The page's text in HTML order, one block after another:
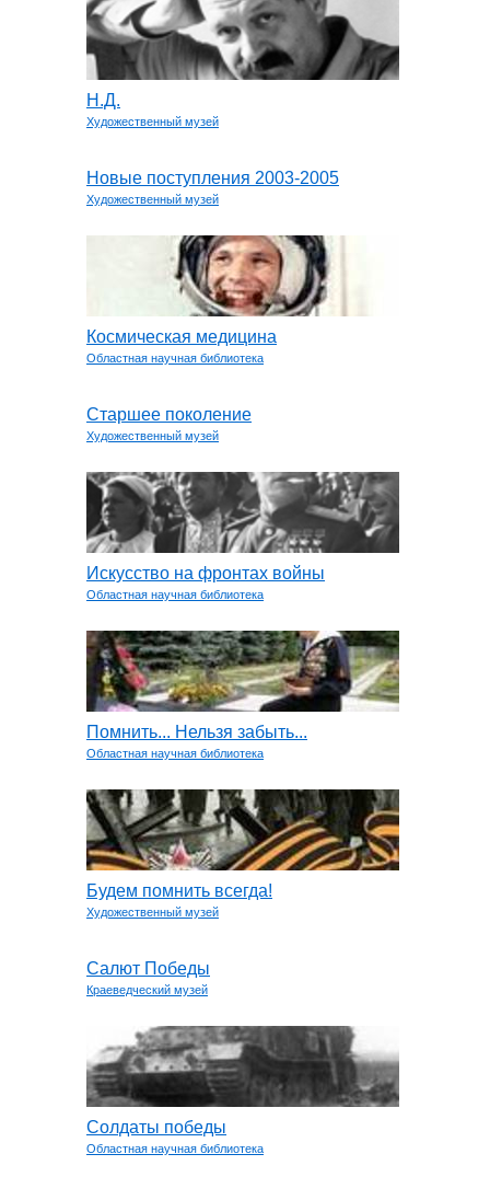
Н.Д.
Художественный музей
Новые поступления 2003-2005
Художественный музей
Космическая медицина
Областная научная библиотека
Старшее поколение
Художественный музей
Искусство на фронтах войны
Областная научная библиотека
Помнить... Нельзя забыть...
Областная научная библиотека
Будем помнить всегда!
Художественный музей
Салют Победы
Краеведческий музей
Солдаты победы
Областная научная библиотека